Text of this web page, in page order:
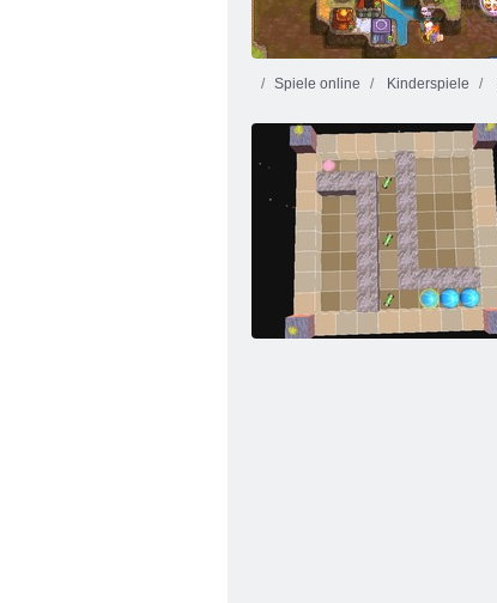
Bubble Gemes - 3 Gewinnt
Verfluchter Schatz 2
Spiele online Kinderspiele